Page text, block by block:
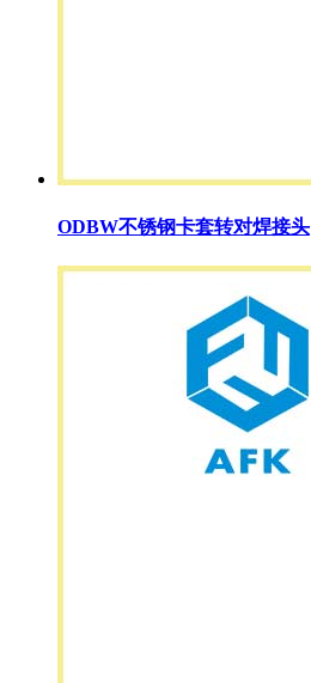
ODBW不锈钢卡套转对焊接头